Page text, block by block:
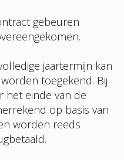
gebeuren
jaartermijn kan
toegekend. Bij
het einde van de
op basis van
worden reeds